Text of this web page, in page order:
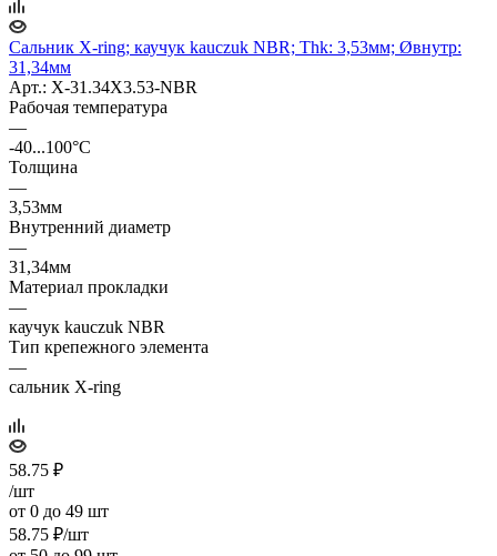
Сальник X-ring; каучук kauczuk NBR; Thk: 3,53мм; Øвнутр:
31,34мм
Арт.: X-31.34X3.53-NBR
Рабочая температура
—
-40...100°C
Толщина
—
3,53мм
Внутренний диаметр
—
31,34мм
Материал прокладки
—
каучук kauczuk NBR
Тип крепежного элемента
—
сальник X-ring
58.75 ₽
/шт
от 0 до 49 шт
58.75 ₽/шт